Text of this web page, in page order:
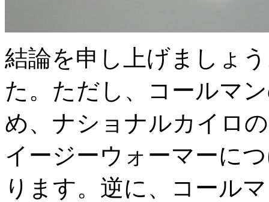
結論を申し上げましょ
た。ただし、コールマ
め、ナショナルカイロ
イージーウォーマーに
ります。逆に、コール